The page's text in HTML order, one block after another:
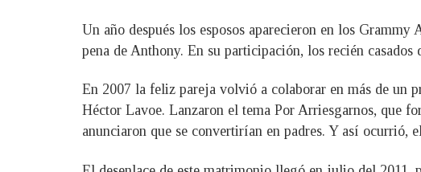
Un año después los esposos aparecieron en los
pena de Anthony. En su participación, los recién
En 2007 la feliz pareja volvió a colaborar en más de un
Héctor Lavoe. Lanzaron el tema Por Arriesgarnos, que
anunciaron que se convertirían en padres. Y así